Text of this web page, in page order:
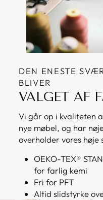
DEN ENESTE
BLIVER
VALGET AF
Vi går op i kvaliteten
nye møbel, og har
overholder vores høje
OEKO-TEX®
for farlig kemi
Fri for PFT
Altid slidstyrke